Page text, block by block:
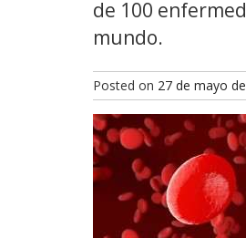
de 100
mundo.
Posted on 27 de mayo